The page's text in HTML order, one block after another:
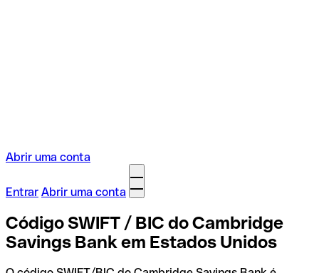
Abrir uma conta
Entrar Abrir uma conta
Código SWIFT / BIC do Cambridge
Savings Bank em Estados Unidos